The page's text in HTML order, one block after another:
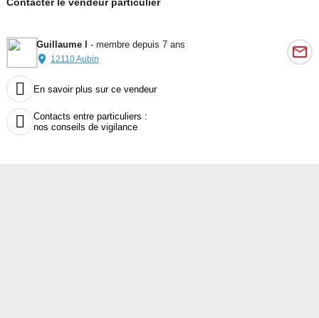
Contacter le vendeur particulier
Guillaume l - membre depuis 7 ans
12110 Aubin
 En savoir plus sur ce vendeur

Contacts entre particuliers :
nos conseils de vigilance